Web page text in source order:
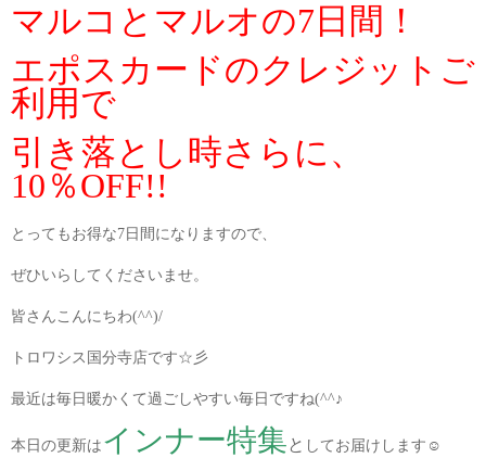
マルコとマルオの7日間！
エポスカードのクレジットご
利用で
引き落とし時さらに、
10％OFF!!
とってもお得な7日間になりますので、
ぜひいらしてくださいませ。
皆さんこんにちわ(^^)/
トロワシス国分寺店です☆彡
最近は毎日暖かくて過ごしやすい毎日ですね(^^♪
本日の更新は インナー特集 と してお届けします☺